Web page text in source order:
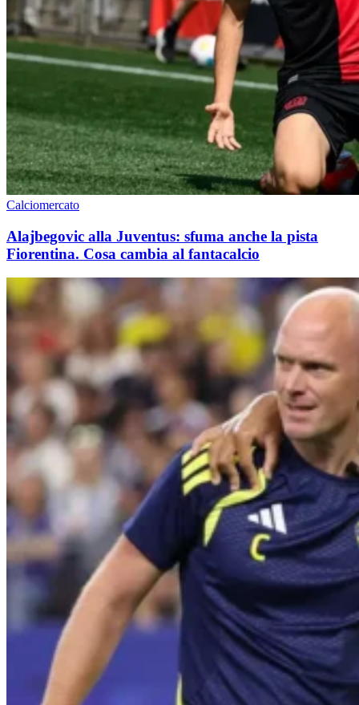
Calciomercato
Alajbegovic alla Juventus: sfuma anche la pista
Fiorentina. Cosa cambia al fantacalcio